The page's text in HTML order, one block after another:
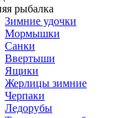
рыбалка
Зимние удочки
Мормышки
Санки
Ввертыши
Ящики
Жерлицы зимние
Черпаки
Ледорубы